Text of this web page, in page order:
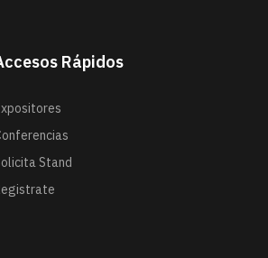
Rápidos
Stand